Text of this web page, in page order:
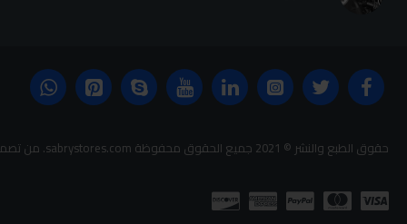
حقوق الطبع والنشر © 2021 جميع الحقوق محفوظة sabrystores.com. من تصميم-